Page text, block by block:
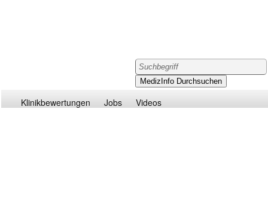
Klinikbewertungen Jobs Videos